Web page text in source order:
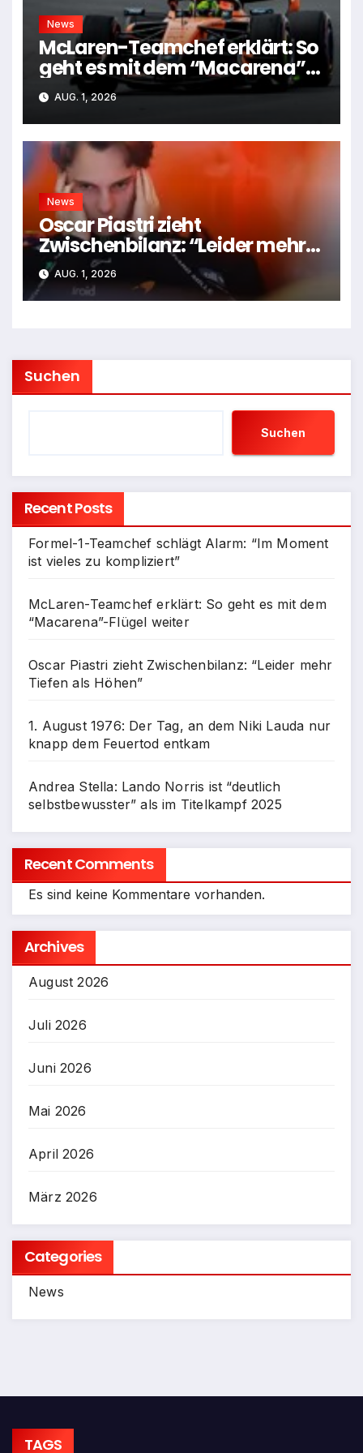
News
McLaren-Teamchef erklärt: So
geht es mit dem “Macarena”-
Flügel weiter
AUG. 1, 2026
News
Oscar Piastri zieht
Zwischenbilanz: “Leider mehr
Tiefen als Höhen”
AUG. 1, 2026
Suchen
Suchen
Recent Posts
Formel-1-Teamchef schlägt Alarm: “Im Moment
ist vieles zu kompliziert”
McLaren-Teamchef erklärt: So geht es mit dem
“Macarena”-Flügel weiter
Oscar Piastri zieht Zwischenbilanz: “Leider mehr
Tiefen als Höhen”
1. August 1976: Der Tag, an dem Niki Lauda nur
knapp dem Feuertod entkam
Andrea Stella: Lando Norris ist “deutlich
selbstbewusster” als im Titelkampf 2025
Recent Comments
Es sind keine Kommentare vorhanden.
Archives
August 2026
Juli 2026
Juni 2026
Mai 2026
April 2026
März 2026
Categories
News
TAGS